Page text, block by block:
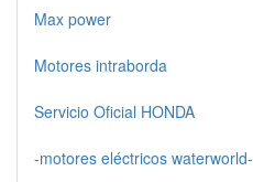
Max power
Motores intraborda
Servicio Oficial HONDA
-motores eléctricos waterworld-